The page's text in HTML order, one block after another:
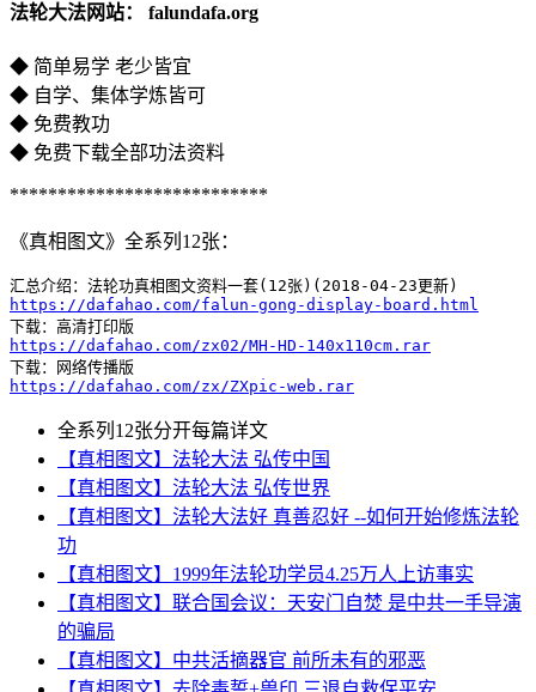
法轮大法网站： falundafa.org
◆ 简单易学 老少皆宜
◆ 自学、集体学炼皆可
◆ 免费教功
◆ 免费下载全部功法资料
***************************
《真相图文》全系列12张：
https://dafahao.com/falun-gong-display-board.html
https://dafahao.com/zx02/MH-HD-140x110cm.rar
https://dafahao.com/zx/ZXpic-web.rar
全系列12张分开每篇详文
【真相图文】法轮大法 弘传中国
【真相图文】法轮大法 弘传世界
【真相图文】法轮大法好 真善忍好 --如何开始修炼法轮
功
【真相图文】1999年法轮功学员4.25万人上访事实
【真相图文】联合国会议：天安门自焚 是中共一手导演
的骗局
【真相图文】中共活摘器官 前所未有的邪恶